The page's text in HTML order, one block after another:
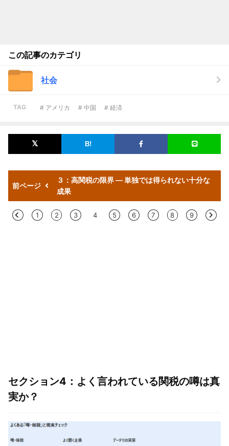
この記事のカテゴリ
社会
TAG # アメリカ # 中国 # 経済
前ページ
３：高関税の限界 — 単独では得られない十分な
成果
< 1 2 3 4 5 6 7 8 9 >
セクション4：よく言われている関税の噂は真
実か？